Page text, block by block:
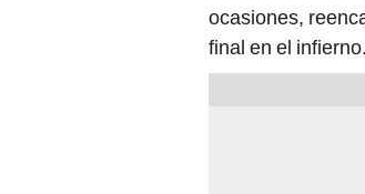
ocasiones,
final en el infierno.